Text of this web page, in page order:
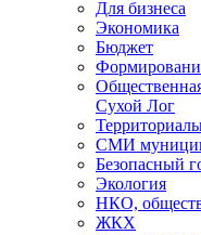
Для бизнеса
Экономика
Бюджет
Сухой Лог
СМИ
Безопасный
Экология
НКО,
ЖКХ